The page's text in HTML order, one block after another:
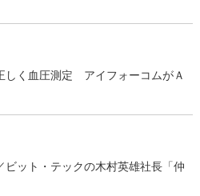
しく血圧測定 アイフォーコムがＡ
ビット・テックの木村英雄社長「仲